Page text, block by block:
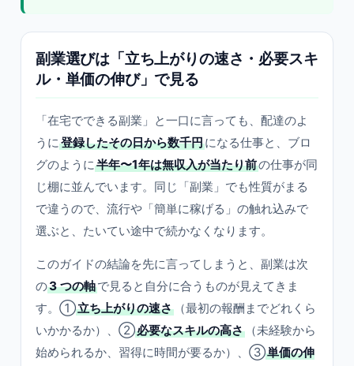
副業選びは「立ち上がりの速さ・必要スキ
ル・単価の伸び」で見る
「在宅でできる副業」と一口に言っても、配達のよ
うに登録したその日から数千円になる仕事と、ブロ
グのように半年〜1年は無収入が当たり前の仕事が同
じ棚に並んでいます。同じ「副業」でも性質がまる
で違うので、流行や「簡単に稼げる」の触れ込みで
選ぶと、たいてい途中で続かなくなります。
このガイドの結論を先に言ってしまうと、副業は次
の3 つの軸で見ると自分に合うものが見えてきま
す。①立ち上がりの速さ （最初の報酬までどれくら
いかかるか）、②必要なスキルの高さ （未経験から
始められるか、習得に時間が要るか）、③単価の伸